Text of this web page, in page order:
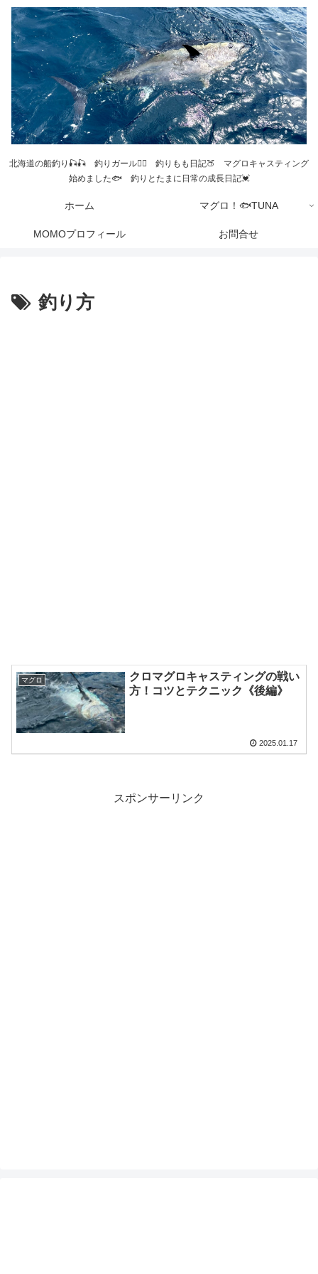
北海道の船釣り🎣🎣 釣りガール💁‍♀️ 釣りもも日記🍑 マグロキャスティング
始めました🐟 釣りとたまに日常の成長日記💓
ホーム マグロ！🐟TUNA
MOMOプロフィール お問合せ
釣り方
マグロ
クロマグロキャスティングの戦い
方！コツとテクニック《後編》
2025.01.17
スポンサーリンク